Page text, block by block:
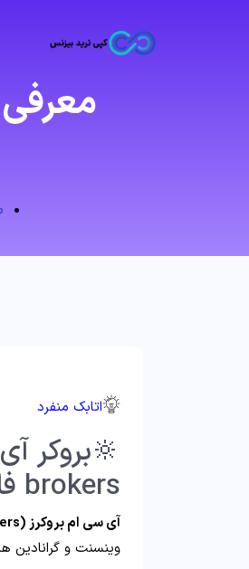
اتابک منفرد
brokers فارسی
آی سی ام بروکرز (ICMBrokers)
وینسنت و گرانادین